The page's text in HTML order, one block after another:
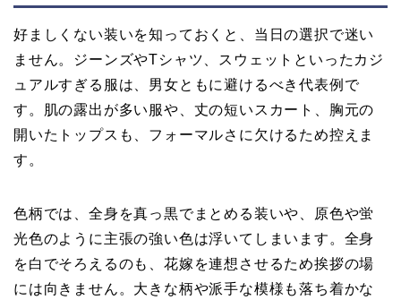
好ましくない装いを知っておくと、当日の選択で迷い
ません。ジーンズやTシャツ、スウェットといったカジ
ュアルすぎる服は、男女ともに避けるべき代表例で
す。肌の露出が多い服や、丈の短いスカート、胸元の
開いたトップスも、フォーマルさに欠けるため控えま
す。
色柄では、全身を真っ黒でまとめる装いや、原色や蛍
光色のように主張の強い色は浮いてしまいます。全身
を白でそろえるのも、花嫁を連想させるため挨拶の場
には向きません。大きな柄や派手な模様も落ち着かな